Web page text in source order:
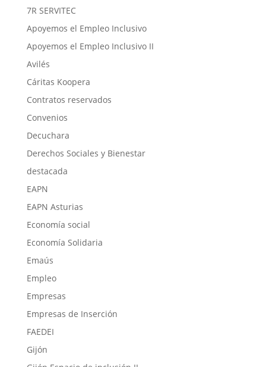
7R SERVITEC
Apoyemos el Empleo Inclusivo
Apoyemos el Empleo Inclusivo II
Avilés
Cáritas Koopera
Contratos reservados
Convenios
Decuchara
Derechos Sociales y Bienestar
destacada
EAPN
EAPN Asturias
Economía social
Economía Solidaria
Emaús
Empleo
Empresas
Empresas de Inserción
FAEDEI
Gijón